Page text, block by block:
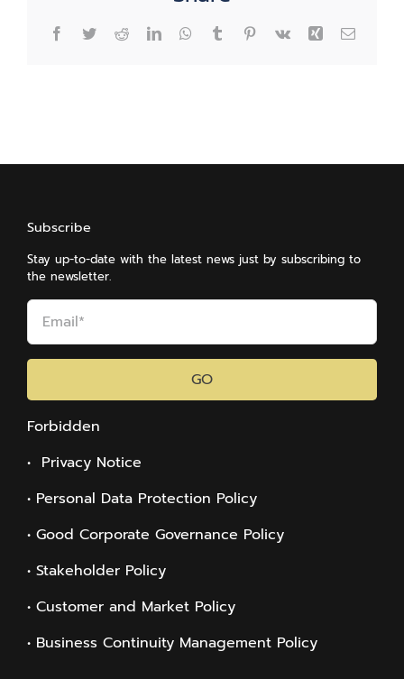
Facebook
TwitterRedditLinkedInWhatsApp
TumblrPinterest
Vk Xing Email
Subscribe
Stay up-to-date with the latest news just by subscribing to
the newsletter.
GO
Forbidden
• Privacy Notice
• Personal Data Protection Policy
• Good Corporate Governance Policy
• Stakeholder Policy
• Customer and Market Policy
• Business Continuity Management Policy